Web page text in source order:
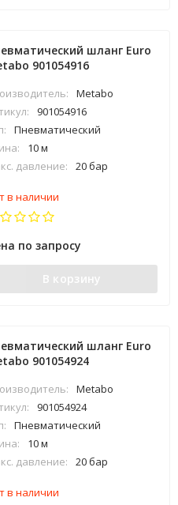
шланг Euro
901054916
Metabo
901054916
Пневматический
10 м
давление:
20 бар
в наличии
по запросу
В корзину
шланг Euro
901054924
Metabo
901054924
Пневматический
10 м
давление:
20 бар
в наличии